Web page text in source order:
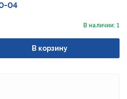
04
В наличии: 1
В корзину